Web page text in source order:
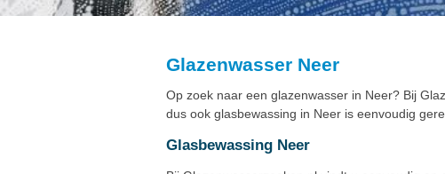
Glazenwasser Neer
Op zoek naar een glazenwasser in Neer? Bij
dus ook glasbewassing in Neer is eenvoudig
Glasbewassing Neer